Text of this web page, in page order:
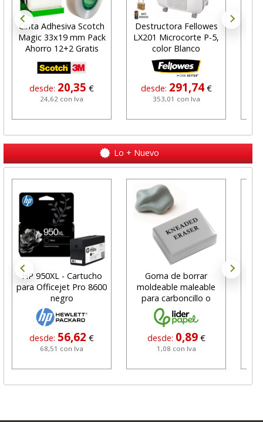
Cinta Adhesiva Scotch
Magic 33x19 mm Pack
Ahorro 12+2 Gratis
desde: 20,35 €
24,62 con Iva
Destructora Fellowes
LX201 Microcorte P-5,
color Blanco
desde: 291,74 €
353,01 con Iva
Lo + Nuevo
HP 950XL - Cartucho
para Officejet Pro 8600
negro
desde: 56,62 €
68,51 con Iva
Goma de borrar
moldeable maleable
para carboncillo o
grafito
desde: 0,89 €
1,08 con Iva